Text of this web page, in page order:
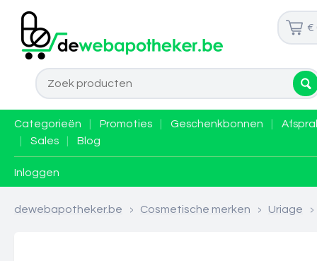
€
Categorieën Promoties Geschenkbonnen
Sales Blog
Inloggen
dewebapotheker.be > Cosmetische merken > Uriage >